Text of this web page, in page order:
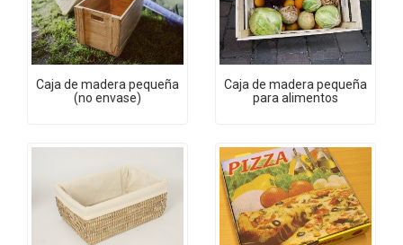
Caja de madera pequeña
(no envase)
Caja de madera pequeña
para alimentos